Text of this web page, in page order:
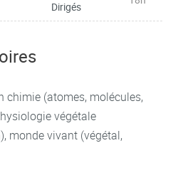
Dirigés
chimie (atomes, molécules,
végétale
monde vivant (végétal,